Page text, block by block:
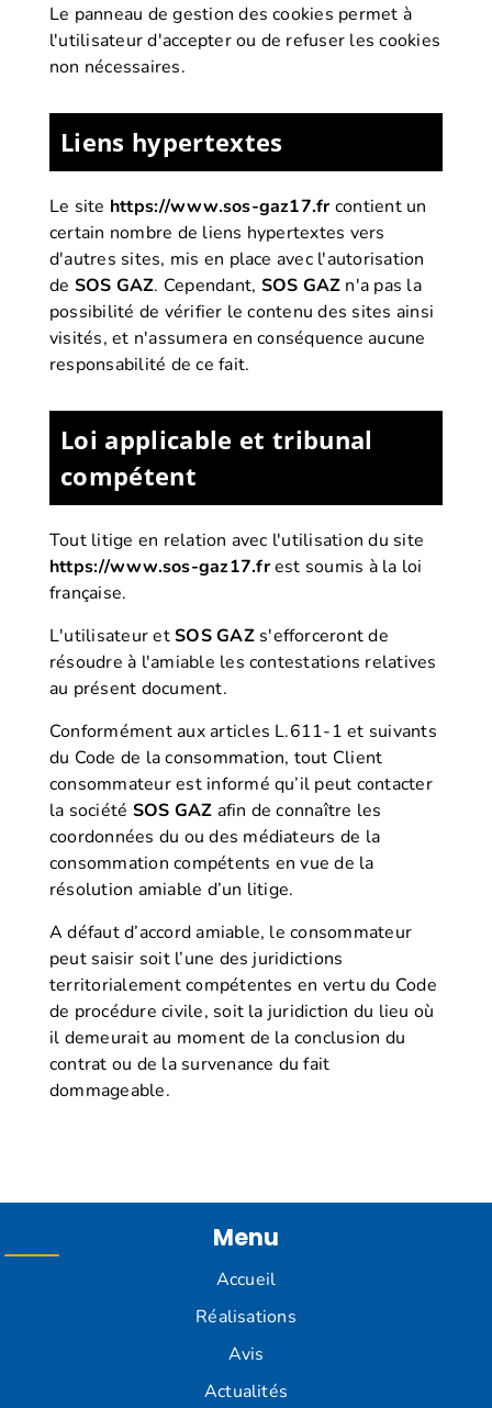
Le panneau de gestion des cookies permet à
l'utilisateur d'accepter ou de refuser les cookies
non nécessaires.
Liens hypertextes
Le site https://www.sos-gaz17.frcontient un
certain nombre de liens hypertextes vers
d'autres sites, mis en place avec l'autorisation
de SOS GAZ. Cependant, SOS GAZ n'a pas la
possibilité de vérifier le contenu des sites ainsi
visités, et n'assumera en conséquence aucune
responsabilité de ce fait.
Loi applicable et tribunal
compétent
Tout litige en relation avec l'utilisation du site
https://www.sos-gaz17.frest soumis à la loi
française.
L'utilisateur etSOS GAZs'efforceront de
résoudre à l'amiable les contestations relatives
au présent document.
Conformément aux articles L.611-1 et suivants
du Code de la consommation, tout Client
consommateur est informé qu’il peut contacter
la société SOS GAZ afin de connaître les
coordonnées du ou des médiateurs de la
consommation compétents en vue de la
résolution amiable d’un litige.
A défaut d’accord amiable, le consommateur
peut saisir soit l’une des juridictions
territorialement compétentes en vertu du Code
de procédure civile, soit la juridiction du lieu où
il demeurait au moment de la conclusion du
contrat ou de la survenance du fait
dommageable.
Menu
Accueil
Réalisations
Avis
Actualités